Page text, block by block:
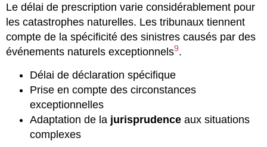
Le délai de prescription varie considérablement pour
les catastrophes naturelles. Les tribunaux tiennent
compte de la spécificité des sinistres causés par des
événements naturels exceptionnels9.
Délai de déclaration spécifique
Prise en compte des circonstances
exceptionnelles
Adaptation de la jurisprudence aux situations
complexes